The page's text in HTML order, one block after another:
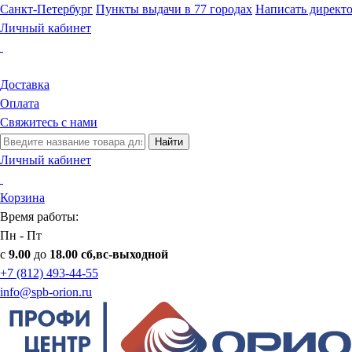
Санкт-Петербург Пункты выдачи в 77 городах Написать
Личный кабинет
Доставка
Оплата
Свяжитесь с нами
Найти
Личный кабинет
Корзина
Время работы:
Пн - Пт
с 9.00 до 18.00 сб,вс-выходной
+7 (812) 493-44-55
info@spb-orion.ru